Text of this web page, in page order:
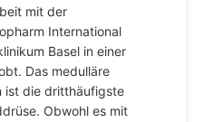
mit der
International
Basel in einer
Das medulläre
ist die dritthäufigste
Obwohl es mit